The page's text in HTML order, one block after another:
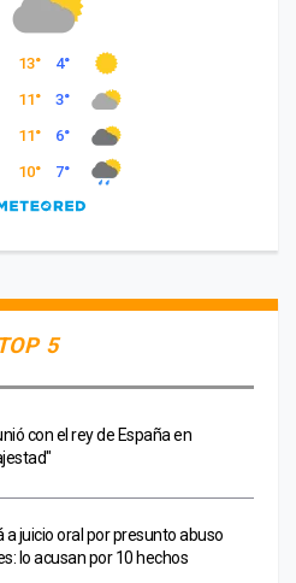
TOP 5
con el rey de España en
a juicio oral por presunto abuso
lo acusan por 10 hechos